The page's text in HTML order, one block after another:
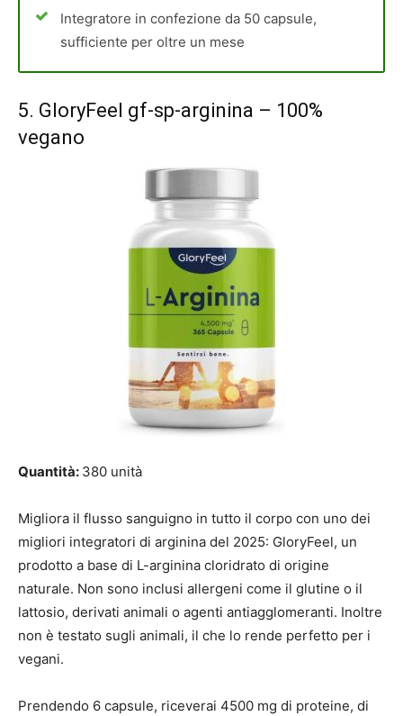
Integratore in confezione da 50 capsule,
sufficiente per oltre un mese
5. GloryFeel gf-sp-arginina – 100%
vegano
Quantità: 380 unità
Migliora il flusso sanguigno in tutto il corpo con uno dei
migliori integratori di arginina del 2025: GloryFeel, un
prodotto a base di L-arginina cloridrato di origine
naturale. Non sono inclusi allergeni come il glutine o il
lattosio, derivati animali o agenti antiagglomeranti. Inoltre
non è testato sugli animali, il che lo rende perfetto per i
vegani.
Prendendo 6 capsule, riceverai 4500 mg di proteine, di